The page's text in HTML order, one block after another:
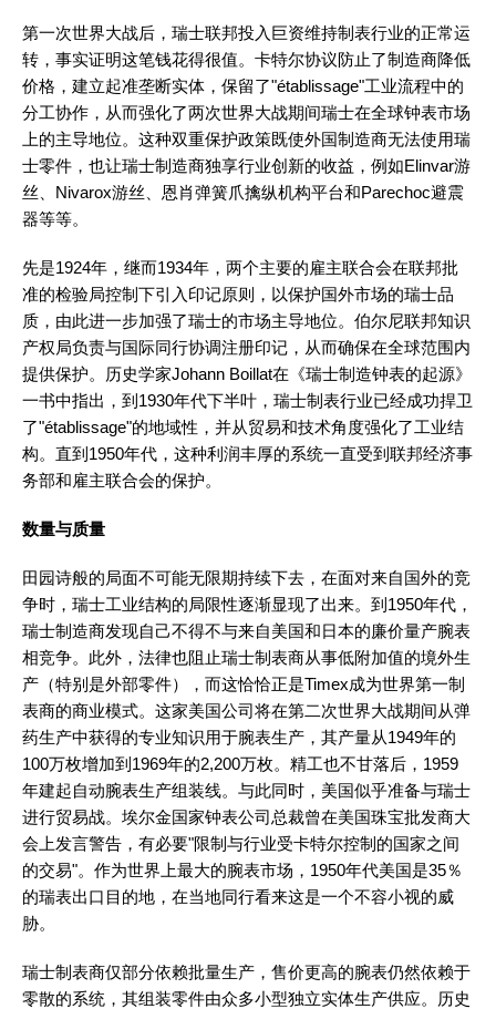
第一次世界大战后，瑞士联邦投入巨资维持制表行业的正常运
转，事实证明这笔钱花得很值。卡特尔协议防止了制造商降低
价格，建立起准垄断实体，保留了"établissage"工业流程中的
分工协作，从而强化了两次世界大战期间瑞士在全球钟表市场
上的主导地位。这种双重保护政策既使外国制造商无法使用瑞
士零件，也让瑞士制造商独享行业创新的收益，例如Elinvar游
丝、Nivarox游丝、恩肖弹簧爪擒纵机构平台和Parechoc避震
器等等。
先是1924年，继而1934年，两个主要的雇主联合会在联邦批
准的检验局控制下引入印记原则，以保护国外市场的瑞士品
质，由此进一步加强了瑞士的市场主导地位。伯尔尼联邦知识
产权局负责与国际同行协调注册印记，从而确保在全球范围内
提供保护。历史学家Johann Boillat在《瑞士制造钟表的起源》
一书中指出，到1930年代下半叶，瑞士制表行业已经成功捍卫
了"établissage"的地域性，并从贸易和技术角度强化了工业结
构。直到1950年代，这种利润丰厚的系统一直受到联邦经济事
务部和雇主联合会的保护。
数量与质量
田园诗般的局面不可能无限期持续下去，在面对来自国外的竞
争时，瑞士工业结构的局限性逐渐显现了出来。到1950年代，
瑞士制造商发现自己不得不与来自美国和日本的廉价量产腕表
相竞争。此外，法律也阻止瑞士制表商从事低附加值的境外生
产（特别是外部零件），而这恰恰正是Timex成为世界第一制
表商的商业模式。这家美国公司将在第二次世界大战期间从弹
药生产中获得的专业知识用于腕表生产，其产量从1949年的
100万枚增加到1969年的2,200万枚。精工也不甘落后，1959
年建起自动腕表生产组装线。与此同时，美国似乎准备与瑞士
进行贸易战。埃尔金国家钟表公司总裁曾在美国珠宝批发商大
会上发言警告，有必要"限制与行业受卡特尔控制的国家之间
的交易"。作为世界上最大的腕表市场，1950年代美国是35％
的瑞表出口目的地，在当地同行看来这是一个不容小视的威
胁。
瑞士制表商仅部分依赖批量生产，售价更高的腕表仍然依赖于
零散的系统，其组装零件由众多小型独立实体生产供应。历史